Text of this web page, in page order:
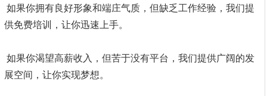
如果你拥有良好形象和端庄气质，但缺乏工作经验，我们提
供免费培训，让你迅速上手。
如果你渴望高薪收入，但苦于没有平台，我们提供广阔的发
展空间，让你实现梦想。